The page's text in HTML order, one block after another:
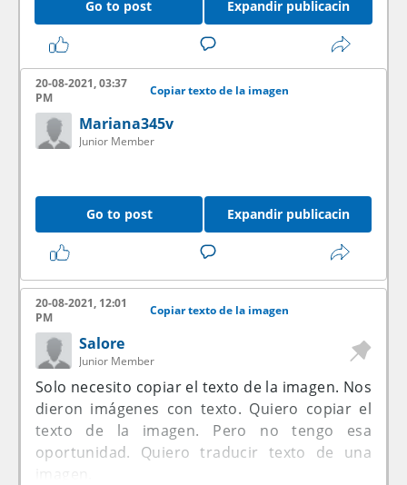
Exclusive to the latino-forex.com
<a href=http://deepwebtor.net>Links Tor sites
onion</a>
<a href=http://darkweblinks.biz>Urls Tor
<a href=http://darkweblinks.biz>Wiki Links
Tor</a>
sites</a>
<a href=http://onionwiki.net>Deep Web
Tor</a>
<a href=http://darkweblinks.biz>Tor Wiki urls
onion</a>
Go to post Expandir publicacin
20-08-2021, 03:37
PM
Copiar texto de la imagen
Mariana345v
Junior Member
Go to post Expandir publicacin
20-08-2021, 12:01
PM
Copiar texto de la imagen
Salore
Junior Member
Solo necesito copiar el texto de la imagen. Nos
dieron imágenes con texto. Quiero copiar el
texto de la imagen. Pero no tengo esa
oportunidad. Quiero traducir texto de una